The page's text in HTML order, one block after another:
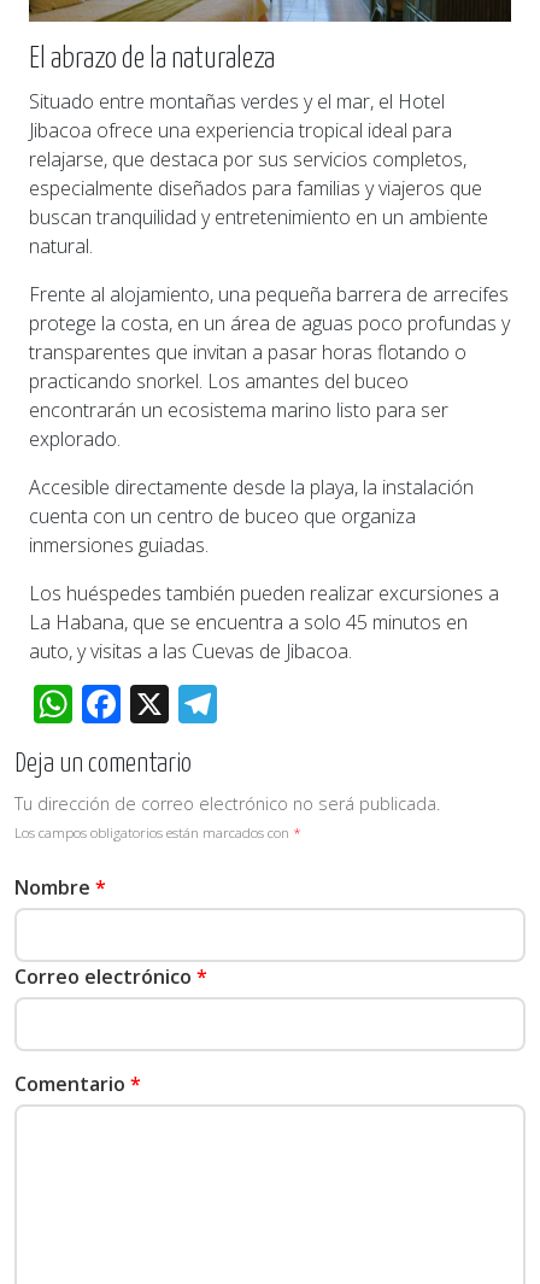
El abrazo de la naturaleza
Situado entre montañas verdes y el mar, el Hotel
Jibacoa ofrece una experiencia tropical ideal para
relajarse, que destaca por sus servicios completos,
especialmente diseñados para familias y viajeros que
buscan tranquilidad y entretenimiento en un ambiente
natural.
Frente al alojamiento, una pequeña barrera de arrecifes
protege la costa, en un área de aguas poco profundas y
transparentes que invitan a pasar horas flotando o
practicando snorkel. Los amantes del buceo
encontrarán un ecosistema marino listo para ser
explorado.
Accesible directamente desde la playa, la instalación
cuenta con un centro de buceo que organiza
inmersiones guiadas.
Los huéspedes también pueden realizar excursiones a
La Habana, que se encuentra a solo 45 minutos en
auto, y visitas a las Cuevas de Jibacoa.
WhatsApp
Facebook
X
Deja un comentario
Tu dirección de correo electrónico no será publicada.
Los campos obligatorios están marcados con *
Nombre *
Correo electrónico *
Comentario *